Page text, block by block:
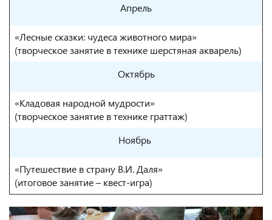
Апрель
«Лесные сказки: чудеса животного мира»
(творческое занятие в технике шерстяная акварель)
Октябрь
«Кладовая народной мудрости»
(творческое занятие в технике граттаж)
Ноябрь
«Путешествие в страну В.И. Даля»
(итоговое занятие – квест-игра)